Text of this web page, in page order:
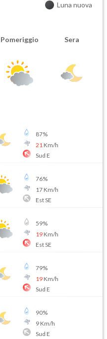
Luna nuova
Pomeriggio Sera
87%
21 Km/h
Sud E
76%
17Km/h
Est SE
59%
19Km/h
Est SE
79%
19Km/h
Sud E
90%
9Km/h
Sud E